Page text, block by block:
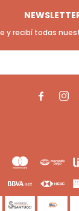
y recibí todas
 